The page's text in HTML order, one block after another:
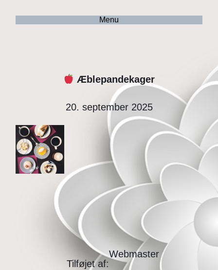
Menu
Æblepandekager
20. september 2025
Tilføjet af:
Webmaster